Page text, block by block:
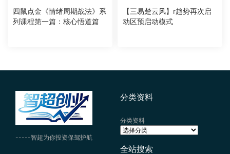
四鼠点金《情绪周期战法》系
列课程第一篇：核心悟道篇
【三易楚云风】r趋势再次启
动区预启动模式
-----智超为你投资保驾护航
分类资料
分类资料
全站搜索